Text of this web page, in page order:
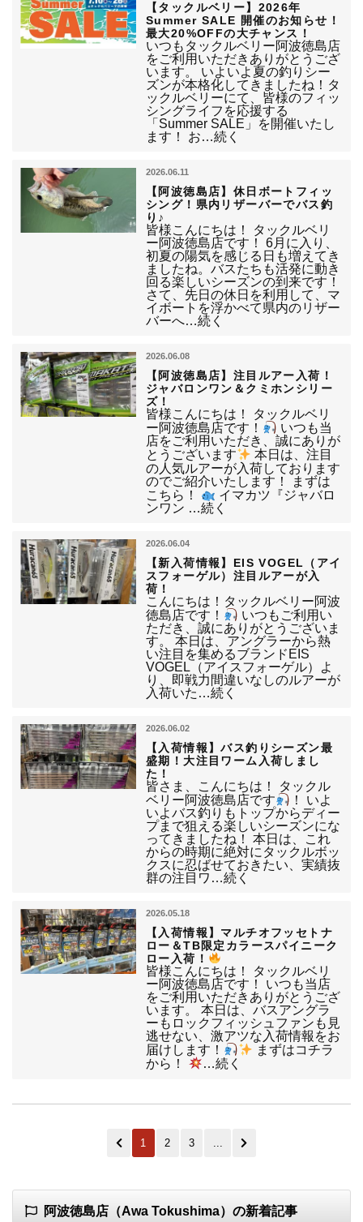
【タックルベリー】2026年
Summer SALE 開催のお知らせ！
最大20%OFFの大チャンス！
いつもタックルベリー阿波徳島店
をご利用いただきありがとうござ
います。 いよいよ夏の釣りシー
ズンが本格化してきましたね！タ
ックルベリーにて、皆様のフィッ
シングライフを応援する
「Summer SALE」を開催いたし
ます！ お…続く
2026.06.11
【阿波徳島店】休日ボートフィッ
シング！県内リザーバーでバス釣
り♪
皆様こんにちは！ タックルベリ
ー阿波徳島店です！ 6月に入り、
初夏の陽気を感じる日も増えてき
ましたね。バスたちも活発に動き
回る楽しいシーズンの到来です！
さて、先日の休日を利用して、マ
イボートを浮かべて県内のリザー
バーへ…続く
2026.06.08
【阿波徳島店】注目ルアー入荷！
ジャバロンワン＆クミホンシリー
ズ！
皆様こんにちは！ タックルベリ
ー阿波徳島店です！
いつも当
店をご利用いただき、誠にありが
とうございます
本日は、注目
の人気ルアーが入荷しております
のでご紹介いたします！ まずは
こちら！
イマカツ『ジャバロ
ンワン …続く
2026.06.04
【新入荷情報】EIS VOGEL（アイ
スフォーゲル）注目ルアーが入
荷！
こんにちは！タックルベリー阿波
徳島店です！
いつもご利用い
ただき、誠にありがとうございま
す。 本日は、アングラーから熱
い注目を集めるブランドEIS
VOGEL（アイスフォーゲル）よ
り、即戦力間違いなしのルアーが
入荷いた…続く
2026.06.02
【入荷情報】バス釣りシーズン最
盛期！大注目ワーム入荷しまし
た！
皆さま、こんにちは！ タックル
ベリー阿波徳島店です
！ いよ
いよバス釣りもトップからディー
プまで狙える楽しいシーズンにな
ってきましたね！ 本日は、これ
からの時期に絶対にタックルボッ
クスに忍ばせておきたい、実績抜
群の注目ワ…続く
2026.05.18
【入荷情報】マルチオフッセトナ
ロー＆TB限定カラースパイニーク
ロー入荷！
皆様こんにちは！ タックルベリ
ー阿波徳島店です！ いつも当店
をご利用いただきありがとうござ
います。 本日は、バスアングラ
ーもロックフィッシュファンも見
逃せない、激アツな入荷情報をお
届けします！
まずはコチラ
から！
…続く
1 2 3 ...
阿波徳島店（Awa Tokushima）の新着記事